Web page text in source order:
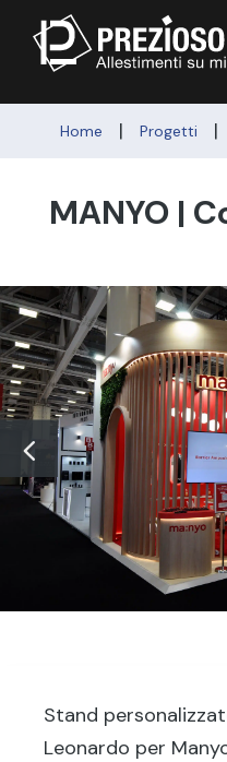
Home | Progetti |
MANYO |
Stand
Leonardo per